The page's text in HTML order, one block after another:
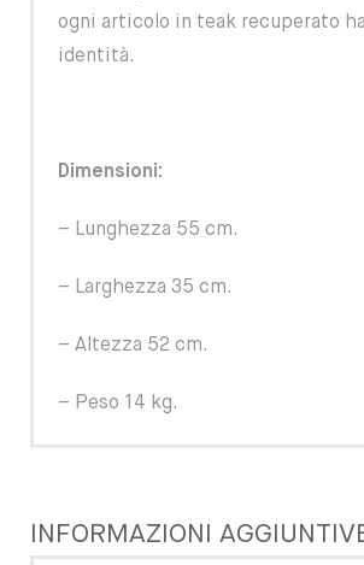
ogni articolo in teak recuperato
identità.
Dimensioni:
– Lunghezza 55 cm.
– Larghezza 35 cm.
– Altezza 52 cm.
– Peso 14 kg.
INFORMAZIONI